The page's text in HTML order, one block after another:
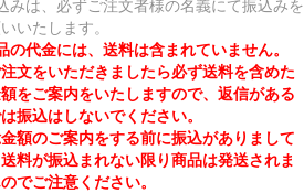
いたします。
の代金には、送料は含まれていません。
文をいただきましたら必ず送料を含めた
をご案内をいたしますので、返信がある
振込はしないでください。
額のご案内をする前に振込がありまして
料が振込まれない限り商品は発送されま
でご注意ください。